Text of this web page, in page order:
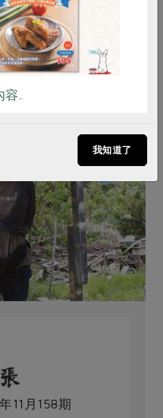
11月158期
..
我知道了